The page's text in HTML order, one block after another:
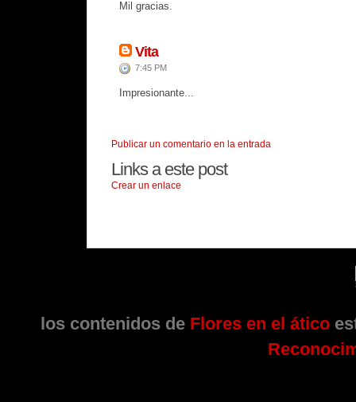
Mil gracias.
Vita
7:45 PM
Impresionante...
Publicar un comentario en la entrada
Links a este post
Crear un enlace
los contenidos de Flores en el ático